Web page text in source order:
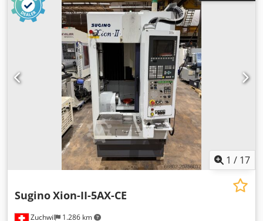
1 / 17
Zuchwil 1.286 km
SuginoXion-II-5AX-CE